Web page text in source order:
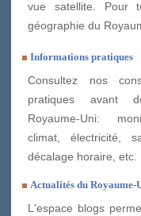
vue satellite. Pour
géographie du
Informations pratiques
Consultez nos
pratiques avant
Royaume-Uni:
climat, électricité,
décalage horaire, etc.
Actualités du Royaume-
L'espace blogs